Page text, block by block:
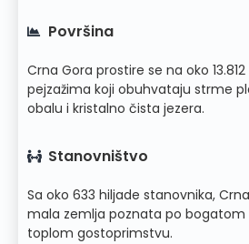
Površina
Crna Gora prostire se na oko
pejzažima koji obuhvataju strme
obalu i kristalno čista jezera.
Stanovništvo
Sa oko 633 hiljade stanovnika,
mala zemlja poznata po bogatom
toplom gostoprimstvu.